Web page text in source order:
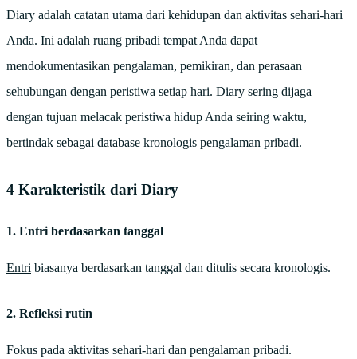
Diary adalah catatan utama dari kehidupan dan aktivitas sehari-hari
Anda. Ini adalah ruang pribadi tempat Anda dapat
mendokumentasikan pengalaman, pemikiran, dan perasaan
sehubungan dengan peristiwa setiap hari. Diary sering dijaga
dengan tujuan melacak peristiwa hidup Anda seiring waktu,
bertindak sebagai database kronologis pengalaman pribadi.
4 Karakteristik dari Diary
1. Entri berdasarkan tanggal
Entri biasanya berdasarkan tanggal dan ditulis secara kronologis.
2. Refleksi rutin
Fokus pada aktivitas sehari-hari dan pengalaman pribadi.